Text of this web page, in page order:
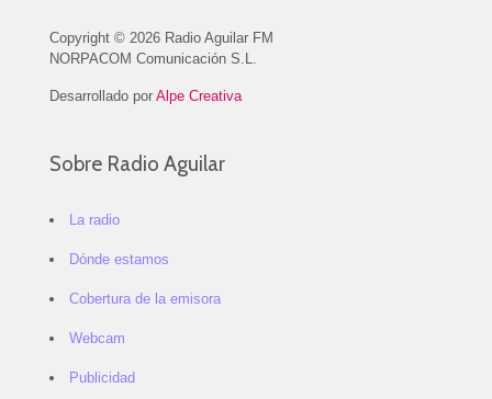
Copyright © 2026 Radio Aguilar FM
NORPACOM Comunicación S.L.
Desarrollado por Alpe Creativa
Sobre Radio Aguilar
La radio
Dónde estamos
Cobertura de la emisora
Webcam
Publicidad